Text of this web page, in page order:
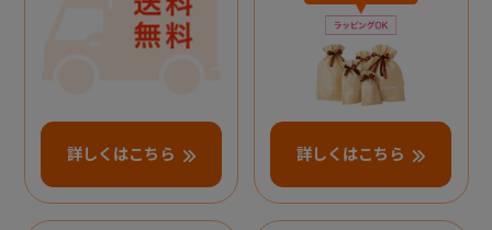
詳しくはこちら 詳しくはこちら